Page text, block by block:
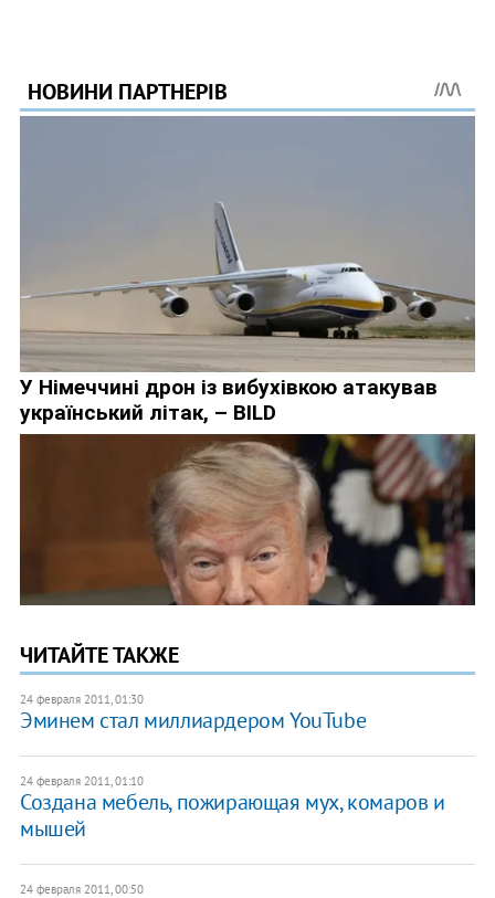
ЧИТАЙТЕ ТАКЖЕ
24 февраля 2011, 01:30
Эминем стал миллиардером YouTube
24 февраля 2011, 01:10
Создана мебель, пожирающая мух, комаров и
мышей
24 февраля 2011, 00:50